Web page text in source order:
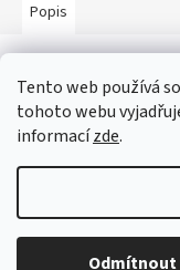
Tento web používá
tohoto webu
informacízde.
Odmítnout
Popis
Copyright 2026